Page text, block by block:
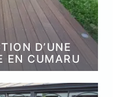
D’UNE
EN CUMARU